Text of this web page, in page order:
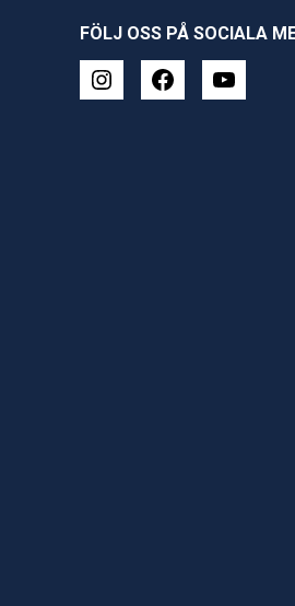
FÖLJ OSS PÅ SOCIALA